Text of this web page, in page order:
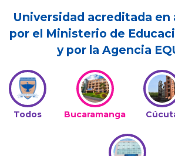
Universidad acreditada en
por el Ministerio de
y por la Agencia
Todos Bucaramanga